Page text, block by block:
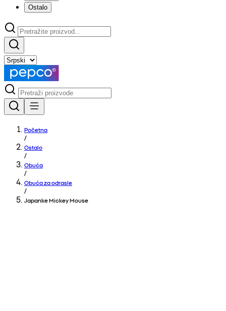
Ostalo
Početna
/
Ostalo
/
Obuća
/
Obuća za odrasle
/
Japanke Mickey Mouse